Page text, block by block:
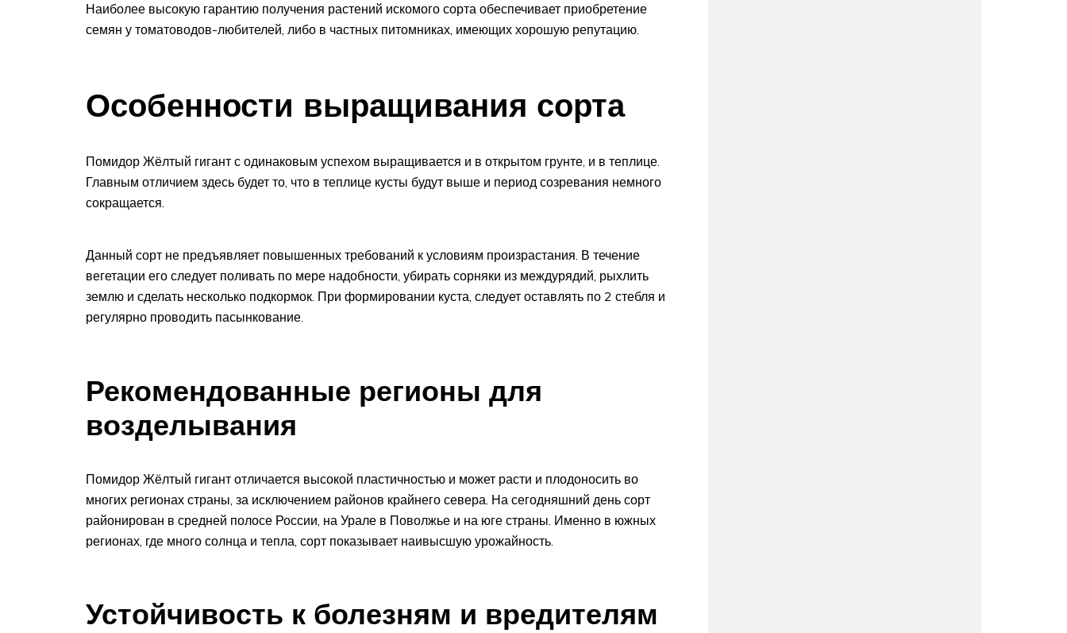
Наиболее высокую гарантию получения растений искомого сорта обеспечивает приобретение
семян у томатоводов-любителей, либо в частных питомниках, имеющих хорошую репутацию.
Особенности выращивания сорта
Помидор Жёлтый гигант с одинаковым успехом выращивается и в открытом грунте, и в теплице.
Главным отличием здесь будет то, что в теплице кусты будут выше и период созревания немного
сокращается.
Данный сорт не предъявляет повышенных требований к условиям произрастания. В течение
вегетации его следует поливать по мере надобности, убирать сорняки из междурядий, рыхлить
землю и сделать несколько подкормок. При формировании куста, следует оставлять по 2 стебля и
регулярно проводить пасынкование.
Рекомендованные регионы для
возделывания
Помидор Жёлтый гигант отличается высокой пластичностью и может расти и плодоносить во
многих регионах страны, за исключением районов крайнего севера. На сегодняшний день сорт
районирован в средней полосе России, на Урале в Поволжье и на юге страны. Именно в южных
регионах, где много солнца и тепла, сорт показывает наивысшую урожайность.
Устойчивость к болезням и вредителям